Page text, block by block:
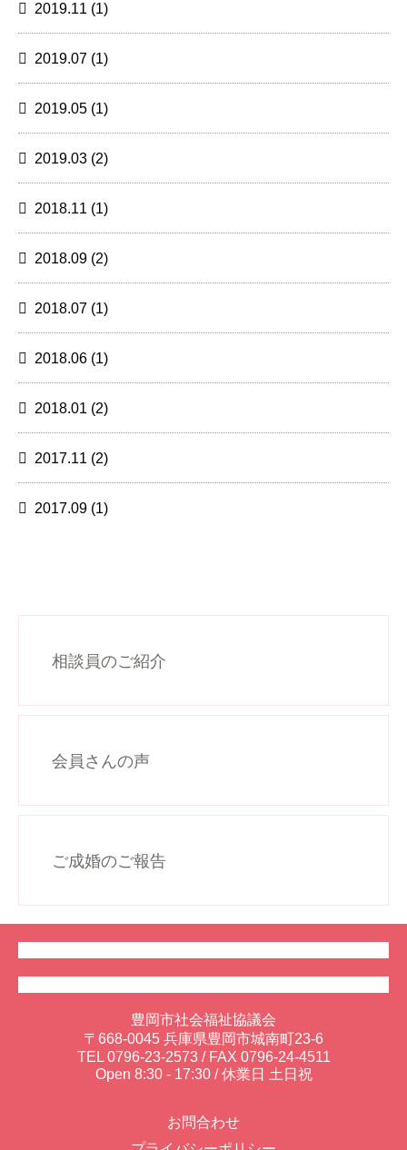
2019.11 (1)
2019.07 (1)
2019.05 (1)
2019.03 (2)
2018.11 (1)
2018.09 (2)
2018.07 (1)
2018.06 (1)
2018.01 (2)
2017.11 (2)
2017.09 (1)
相談員のご紹介
会員さんの声
ご成婚のご報告
豊岡市社会福祉協議会
〒668-0045 兵庫県豊岡市城南町23-6
TEL0796-23-2573/ FAX 0796-24-4511
Open 8:30 - 17:30 / 休業日 土日祝
お問合わせ